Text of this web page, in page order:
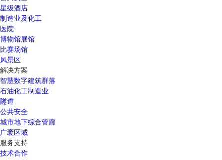
星级酒店
制造业及化工
医院
博物馆展馆
比赛场馆
风景区
解决方案
智慧数字建筑群落
石油化工制造业
隧道
公共安全
城市地下综合管廊
广袤区域
服务支持
技术合作